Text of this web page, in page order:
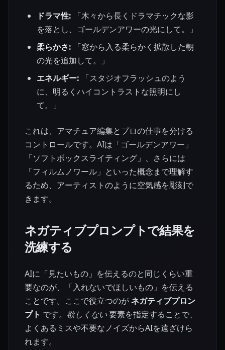
ドラマ性: 「木々から長くドラマチックな影
を落とし、ゴールデンアワーの光にして。」
柔らかさ: 「窓から入る柔らかく拡散した朝
の光を追加して。」
エネルギー: 「スタジオフラッシュのよう
に、明るくハイコントラストな照明にし
て。」
これは、アマチュア編集とプロの仕事を分ける
コントロールです。AIは「ゴールデンアワー」
「ソフトボックスライティング」、さらには
「フィルムノワール」といった概念まで理解す
るため、アーティストのように空気感を彫刻で
きます。
ネガティブプロンプトで結果を
洗練する
AIに「見たいもの」を伝えるのと同じくらい重
要なのが、「入れないでほしいもの」を伝える
ことです。ここで役立つのがネガティブプロン
プト です。 欲しくない要素を指定することで、
よくあるミスや不要なノイズからAIを遠ざけら
れます。